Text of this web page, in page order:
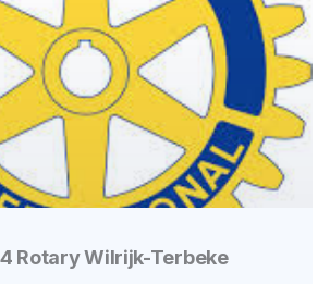
Rotary Wilrijk-Terbeke